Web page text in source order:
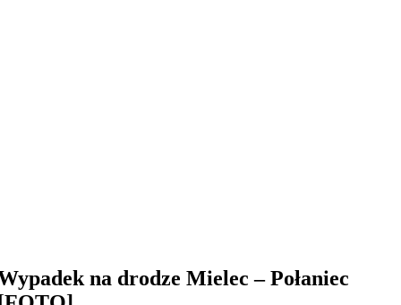
na drodze Mielec – Połaniec